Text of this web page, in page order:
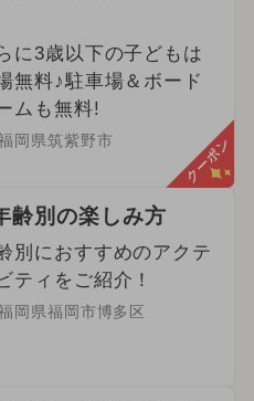
に3歳以下の子どもは
無料♪駐車場＆ボード
ムも無料!
岡県筑紫野市 クーポン
齢別の楽しみ方
別におすすめのアクテ
ティをご紹介！
岡県福岡市博多区